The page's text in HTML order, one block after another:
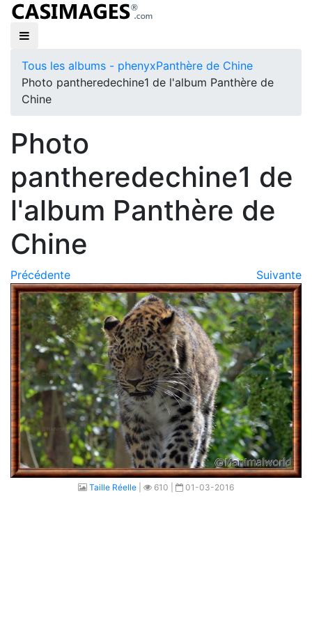
Tous les albums - phenyxPanthère de Chine
Photo pantheredechine1 de l'album Panthère de
Chine
Photo
pantheredechine1 de
l'album Panthère de
Chine
Précédente Suivante
Taille Réelle 610 | 01-03-2016